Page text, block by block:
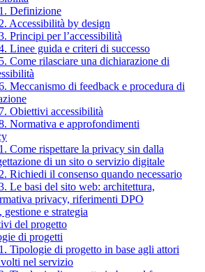
Definizione
Accessibilità by design
Principi per l’accessibilità
Linee guida e criteri di successo
Come rilasciare una dichiarazione di
Meccanismo di feedback e procedura di
Obiettivi accessibilità
Normativa e approfondimenti
Come rispettare la privacy sin dalla
di un sito o servizio digitale
Richiedi il consenso quando necessario
Le basi del sito web: architettura,
privacy, riferimenti DPO
e strategia
del progetto
di progetti
Tipologie di progetto in base agli attori
nel servizio